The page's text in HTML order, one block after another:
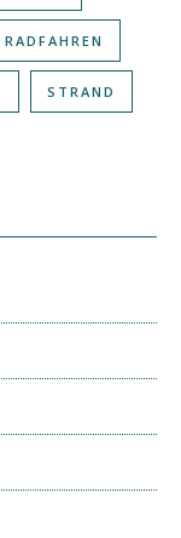
RADFAHREN
STRAND